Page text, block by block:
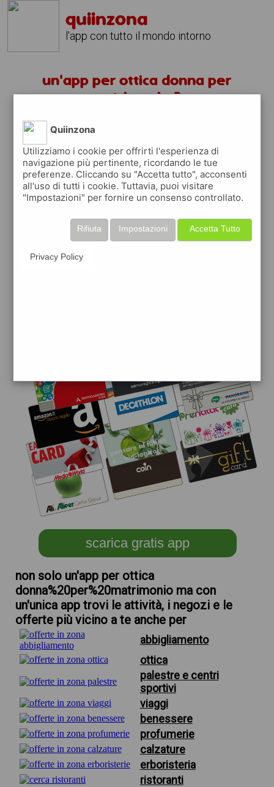
quiinzona
l'app con tutto il mondo intorno
un'app per ottica donna per
matrimonio ?
scarica gratis app
quiinzona è una app
gratuita
che ti aiuta se cerchi 'un'app per ottica
ogni volta che la usi
raccogli punti da convertire inbuoni sconto
scarica gratis app
non solo un'app per ottica
donna%20per%20matrimonio ma con
un'unica app trovi le attività, i negozi e le
offerte più vicino a te anche per
abbigliamento
ottica
palestre e centri
sportivi
viaggi
benessere
profumerie
calzature
erboristeria
ristoranti
Quiinzona
Utilizziamo i cookie per offrirti l'esperienza di
navigazione più pertinente, ricordando le tue
preferenze. Cliccando su "Accetta tutto", acconsenti
all'uso di tutti i cookie. Tuttavia, puoi visitare
"Impostazioni" per fornire un consenso controllato.
Accetta Tutto
Impostazioni
Rifiuta
Privacy Policy